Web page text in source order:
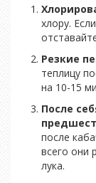
хлору.
Резкие
теплицу
на 10-15
После
после
всего они
лука.